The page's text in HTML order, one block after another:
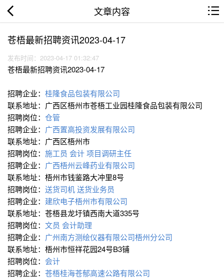
文章内容
苍梧最新招聘资讯2023-04-17
发布时间：2023-04-17 01:32:47
苍梧最新招聘资讯2023-04-17
招聘企业： 桂隆食品包装有限公司
联系地址：广西区梧州市苍梧工业园桂隆食品包装有限公司
招聘岗位： 仓管
招聘企业： 广西置高投资发展有限公司
联系地址：广西区梧州市
招聘岗位： 施工员 会计项目调研主任
招聘企业： 广西梧州云峰药业有限公司
联系地址：梧州市钱鉴路大冲里8号
招聘岗位： 送货司机送货业务员
招聘企业： 建欣电子梧州市有限公司
联系地址：苍梧县龙圩镇西南大道335号
招聘岗位： 文员 会计助理
招聘企业： 广州南方测绘仪器有限公司梧州分公司
联系地址：梧州市恒祥花园24号B3铺
招聘岗位： 会计
招聘企业： 苍梧桂海苍郁高速公路有限公司